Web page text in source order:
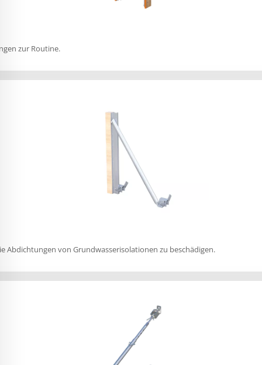
zur Routine.
Abdichtungen von Grundwasserisolationen zu beschädigen.